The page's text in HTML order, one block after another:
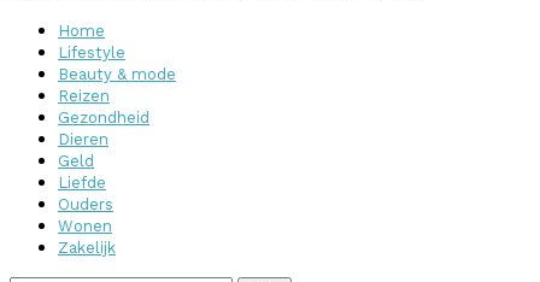
Home
Lifestyle
Beauty & mode
Reizen
Gezondheid
Dieren
Geld
Liefde
Ouders
Wonen
Zakelijk